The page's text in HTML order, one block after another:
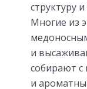
структуру
Многие из
и
собирают
и